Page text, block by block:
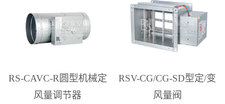
RS-CAVC-R圆型机械定
风量调节器
RSV-CG/CG-SD型定/变
风量阀